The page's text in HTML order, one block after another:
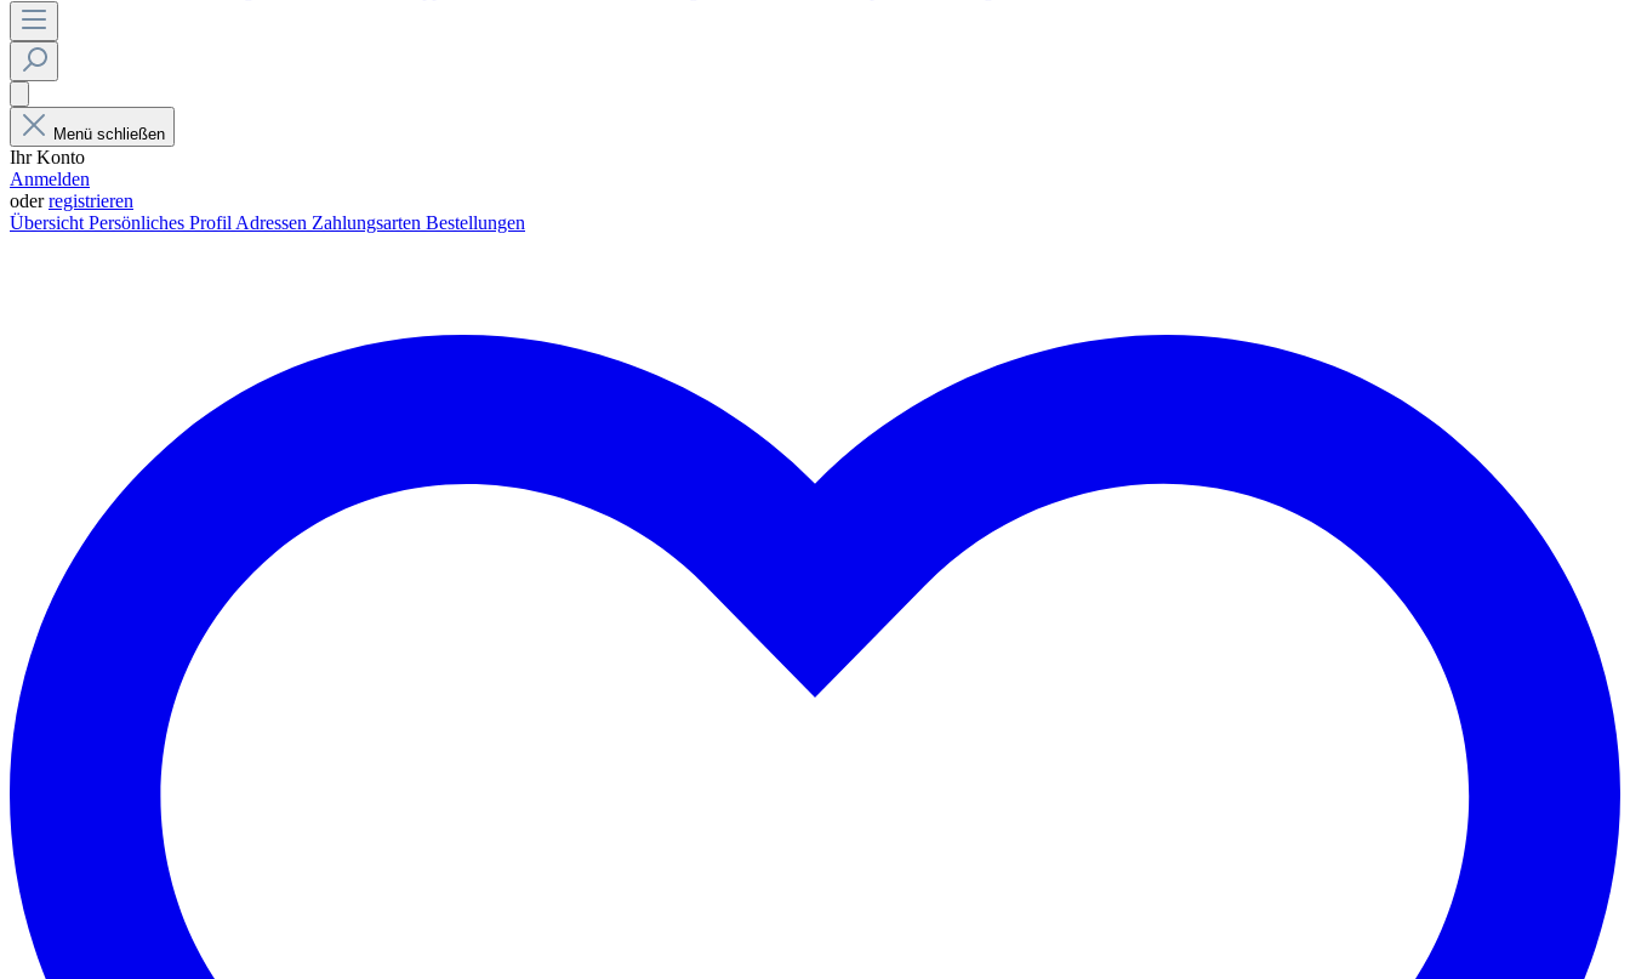
Menü schließen
Ihr Konto
Anmelden
oderregistrieren
ÜbersichtPersönliches ProfilAdressen Zahlungsarten Bestellungen